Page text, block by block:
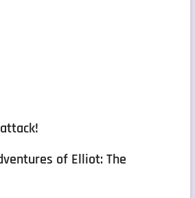
of Elliot: The